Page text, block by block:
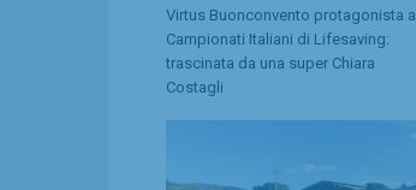
Virtus Buonconvento protagonista ai
Campionati Italiani di Lifesaving:
trascinata da una super Chiara
Costagli